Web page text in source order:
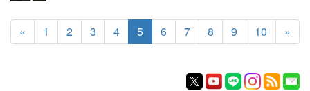
« 1 2 3 4 5 6 7 8 9 10 »